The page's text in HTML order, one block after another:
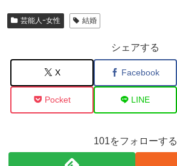
芸能人ｰ女性 結婚
シェアする
X Facebook
Pocket LINE
101をフォローする